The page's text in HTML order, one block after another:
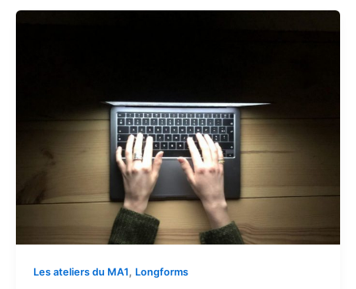
Les ateliers du MA1, Longforms